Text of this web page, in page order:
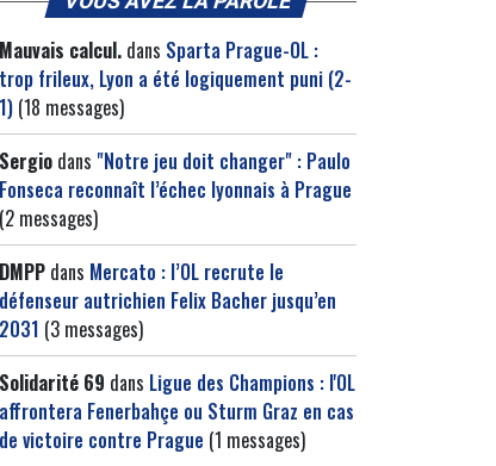
Mauvais calcul. dans Sparta Prague-OL :
trop frileux, Lyon a été logiquement puni (2-
1) (18 messages)
Sergio dans "Notre jeu doit changer" : Paulo
Fonseca reconnaît l’échec lyonnais à Prague
(2 messages)
DMPP dans Mercato : l’OL recrute le
défenseur autrichien Felix Bacher jusqu’en
2031 (3 messages)
Solidarité 69 dans Ligue des Champions : l'OL
affrontera Fenerbahçe ou Sturm Graz en cas
de victoire contre Prague (1 messages)